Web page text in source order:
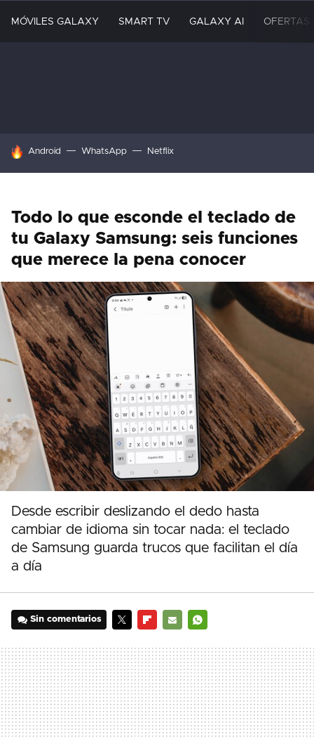
MÓVILES GALAXY SMART TV GALAXY AI OFERTAS
HOY SE HABLA DE
Android WhatsApp Netflix
Todo lo que esconde el teclado de
tu Galaxy Samsung: seis funciones
que merece la pena conocer
Desde escribir deslizando el dedo hasta
cambiar de idioma sin tocar nada: el teclado
de Samsung guarda trucos que facilitan el día
a día
Sin comentarios
MAIL